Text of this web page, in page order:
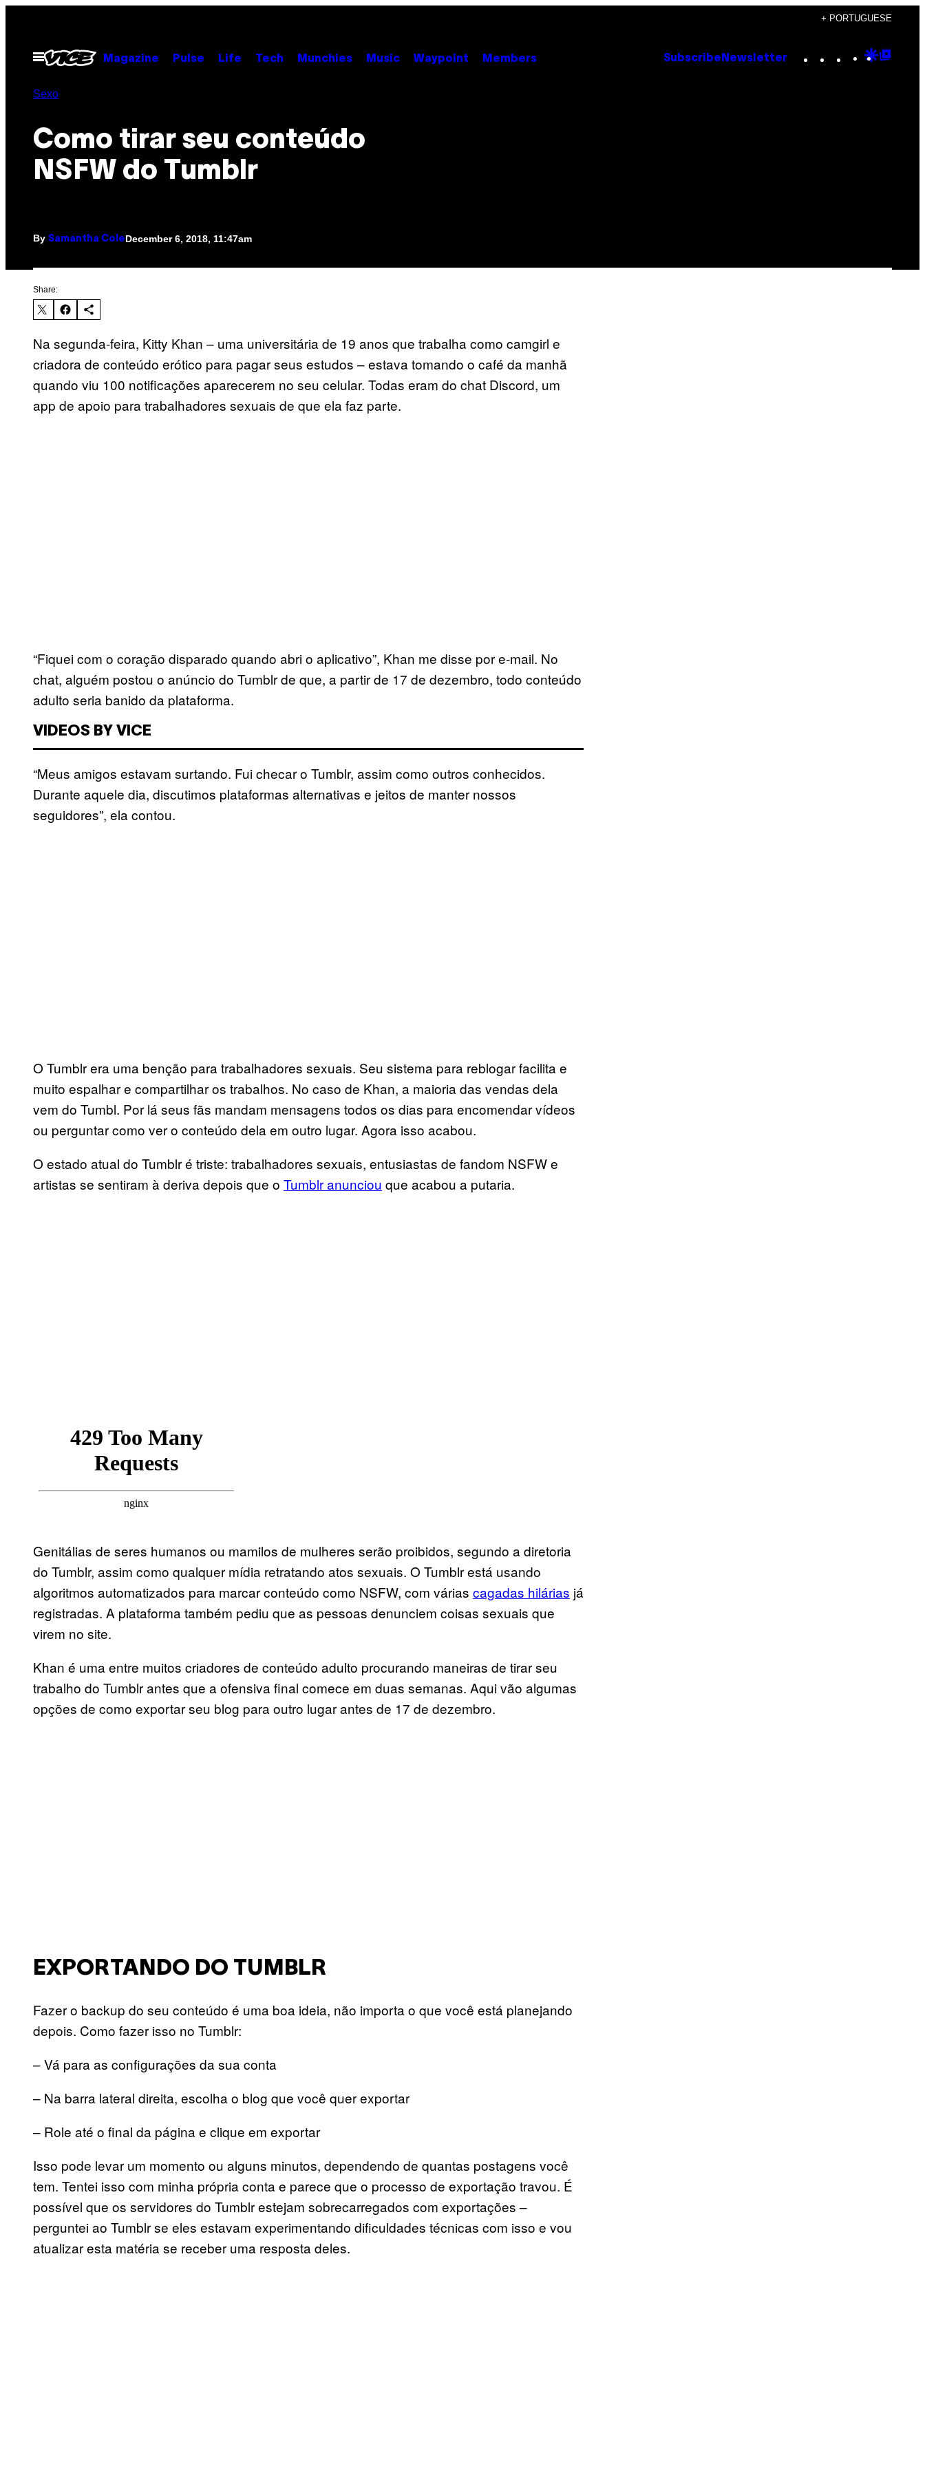
content
+ PORTUGUESE
Open
Menu
Magazine Pulse Life Tech Munchies Music Waypoint Members Subscribe Newsletter Instagram
TikTok
YouTube
Google
Sexo
Como tirar seu conteúdo
NSFW do Tumblr
By Samantha ColeDecember 6, 2018, 11:47am
Share:
Na segunda-feira, Kitty Khan – uma universitária de 19 anos que trabalha como camgirl e
criadora de conteúdo erótico para pagar seus estudos – estava tomando o café da manhã
quando viu 100 notificações aparecerem no seu celular. Todas eram do chat Discord, um
app de apoio para trabalhadores sexuais de que ela faz parte.
“Fiquei com o coração disparado quando abri o aplicativo”, Khan me disse por e-mail. No
chat, alguém postou o anúncio do Tumblr de que, a partir de 17 de dezembro, todo conteúdo
adulto seria banido da plataforma.
VIDEOS BY VICE
“Meus amigos estavam surtando. Fui checar o Tumblr, assim como outros conhecidos.
Durante aquele dia, discutimos plataformas alternativas e jeitos de manter nossos
seguidores”, ela contou.
O Tumblr era uma benção para trabalhadores sexuais. Seu sistema para reblogar facilita e
muito espalhar e compartilhar os trabalhos. No caso de Khan, a maioria das vendas dela
vem do Tumbl. Por lá seus fãs mandam mensagens todos os dias para encomendar vídeos
ou perguntar como ver o conteúdo dela em outro lugar. Agora isso acabou.
O estado atual do Tumblr é triste: trabalhadores sexuais, entusiastas de fandom NSFW e
artistas se sentiram à deriva depois que o Tumblr anunciou que acabou a putaria.
Genitálias de seres humanos ou mamilos de mulheres serão proibidos, segundo a diretoria
do Tumblr, assim como qualquer mídia retratando atos sexuais. O Tumblr está usando
algoritmos automatizados para marcar conteúdo como NSFW, com várias cagadas hilárias já
registradas. A plataforma também pediu que as pessoas denunciem coisas sexuais que
virem no site.
Khan é uma entre muitos criadores de conteúdo adulto procurando maneiras de tirar seu
trabalho do Tumblr antes que a ofensiva final comece em duas semanas. Aqui vão algumas
opções de como exportar seu blog para outro lugar antes de 17 de dezembro.
EXPORTANDO DO TUMBLR
Fazer o backup do seu conteúdo é uma boa ideia, não importa o que você está planejando
depois. Como fazer isso no Tumblr:
– Vá para as configurações da sua conta
– Na barra lateral direita, escolha o blog que você quer exportar
– Role até o final da página e clique em exportar
Isso pode levar um momento ou alguns minutos, dependendo de quantas postagens você
tem. Tentei isso com minha própria conta e parece que o processo de exportação travou. É
possível que os servidores do Tumblr estejam sobrecarregados com exportações –
perguntei ao Tumblr se eles estavam experimentando dificuldades técnicas com isso e vou
atualizar esta matéria se receber uma resposta deles.